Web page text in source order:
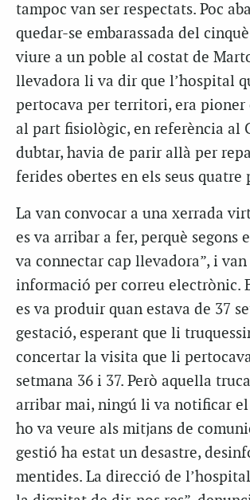
tampoc van ser respectats. Poc
quedar-se embarassada del
viure a un poble al costat de
llevadora li va dir que l’hospital
pertocava per territori, era pioner
al part fisiològic, en referència al
dubtar, havia de parir allà per
ferides obertes en els seus quatre
La van convocar a una xerrada
es va arribar a fer, perquè segons
va connectar cap llevadora”, i
informació per correu electrònic.
es va produir quan estava de 37
gestació, esperant que li
concertar la visita que li
setmana 36 i 37. Però aquella
arribar mai, ningú li va notificar
ho va veure als mitjans de
gestió ha estat un desastre,
mentides. La direcció de